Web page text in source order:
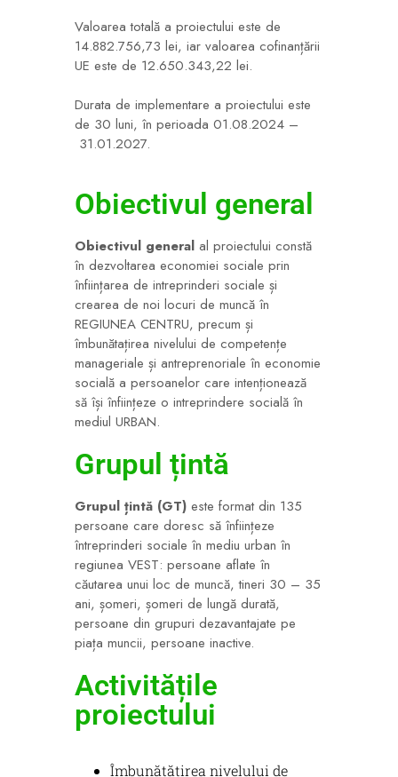
Valoarea totală a proiectului este de
14.882.756,73 lei, iar valoarea cofinanțării
UE este de 12.650.343,22 lei.
Durata de implementare a proiectului este
de 30 luni, în perioada 01.08.2024 –
31.01.2027.
Obiectivul general
Obiectivul general al proiectului constă
în dezvoltarea economiei sociale prin
înființarea de intreprinderi sociale și
crearea de noi locuri de muncă în
REGIUNEA CENTRU, precum și
îmbunătațirea nivelului de competențe
manageriale și antreprenoriale în economie
socială a persoanelor care intenționează
să își înființeze o intreprindere socială în
mediul URBAN.
Grupul țintă
Grupul țintă (GT) este format din 135
persoane care doresc să înființeze
întreprinderi sociale în mediu urban în
regiunea VEST: persoane aflate în
căutarea unui loc de muncă, tineri 30 – 35
ani, șomeri, șomeri de lungă durată,
persoane din grupuri dezavantajate pe
piața muncii, persoane inactive.
Activitățile
proiectului
Îmbunătățirea nivelului de